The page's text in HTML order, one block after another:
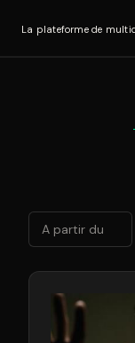
La plateforme de
27
3